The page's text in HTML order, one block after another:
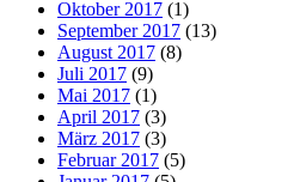
Oktober 2017 (1)
September 2017 (13)
August 2017 (8)
Juli 2017 (9)
Mai 2017 (1)
April 2017 (3)
März 2017 (3)
Februar 2017 (5)